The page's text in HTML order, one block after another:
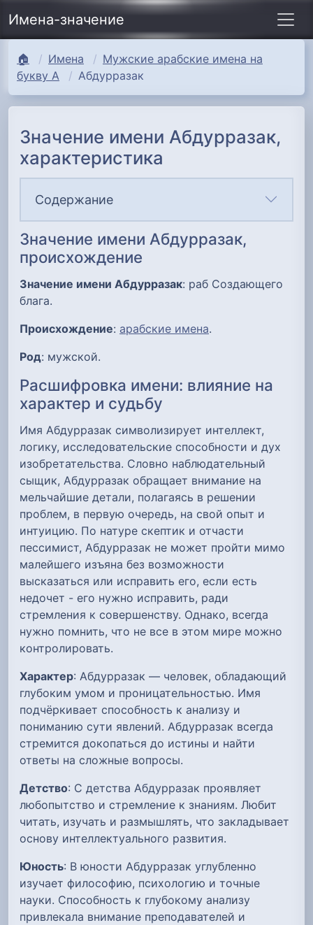
Имена-значение
🏠 Имена
Мужские арабские имена на
букву А
Абдурразак
Значение имени Абдурразак,
характеристика
Содержание
Значение имени Абдурразак,
происхождение
Значение имени Абдурразак: раб Создающего
блага.
Происхождение: арабские имена.
Род: мужской.
Расшифровка имени: влияние на
характер и судьбу
Имя Абдурразак символизирует интеллект,
логику, исследовательские способности и дух
изобретательства. Словно наблюдательный
сыщик, Абдурразак обращает внимание на
мельчайшие детали, полагаясь в решении
проблем, в первую очередь, на свой опыт и
интуицию. По натуре скептик и отчасти
пессимист, Абдурразак не может пройти мимо
малейшего изъяна без возможности
высказаться или исправить его, если есть
недочет - его нужно исправить, ради
стремления к совершенству. Однако, всегда
нужно помнить, что не все в этом мире можно
контролировать.
Характер: Абдурразак — человек, обладающий
глубоким умом и проницательностью. Имя
подчёркивает способность к анализу и
пониманию сути явлений. Абдурразак всегда
стремится докопаться до истины и найти
ответы на сложные вопросы.
Детство: С детства Абдурразак проявляет
любопытство и стремление к знаниям. Любит
читать, изучать и размышлять, что закладывает
основу интеллектуального развития.
Юность: В юности Абдурразак углубленно
изучает философию, психологию и точные
науки. Способность к глубокому анализу
привлекала внимание преподавателей и